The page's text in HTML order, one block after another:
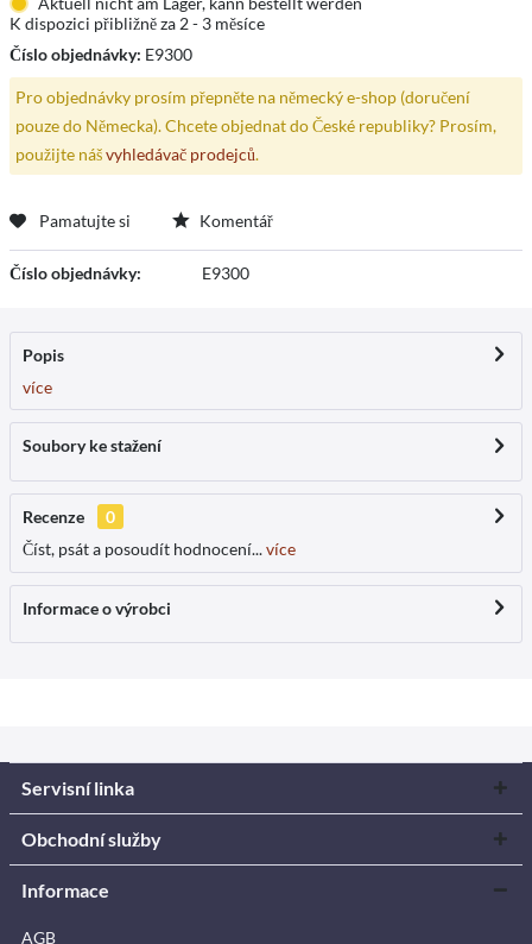
K dispozici přibližně za 2 - 3 měsíce
Číslo objednávky: E9300
Pro objednávky prosím přepněte na německý e-shop (doručení
pouze do Německa). Chcete objednat do České republiky? Prosím,
použijte nášvyhledávač prodejců.
Pamatujte si Komentář
Číslo objednávky: E9300
Popis
více
Soubory ke stažení
Recenze
0
Číst, psát a posoudít hodnocení...více
Informace o výrobci
Servisní linka
Obchodní služby
Informace
AGB